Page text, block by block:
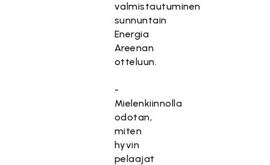
valmistautuminen
sunnuntain
Energia
Areenan
otteluun.
-
Mielenkiinnolla
odotan,
miten
hyvin
pelaajat